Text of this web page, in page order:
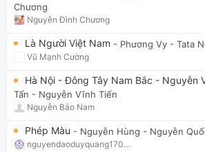
Chương
Nguyễn Đình Chương
Là Người Việt Nam - Phương Vy - Tata
Vũ Mạnh Cường
Hà Nội - Đông Tây Nam Bắc - Nguyễn
Tấn - Nguyễn Vĩnh Tiến
Nguyễn Bảo Nam
Phép Màu - Nguyễn Hùng - Nguyễn
nguyendaoduyquang17021